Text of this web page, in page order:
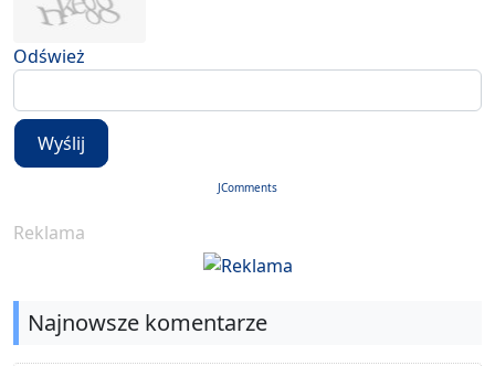
Odśwież
Wyślij
JComments
Reklama
Najnowsze komentarze